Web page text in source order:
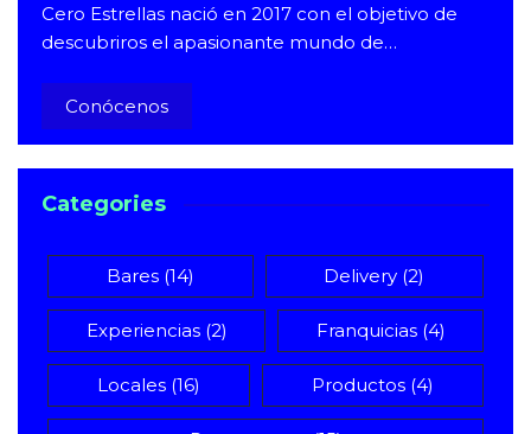
Cero Estrellas nació en 2017 con el objetivo de
descubriros el apasionante mundo de…
Conócenos
Categories
Bares(14) Delivery (2)
Experiencias(2) Franquicias(4)
Locales (16) Productos (4)